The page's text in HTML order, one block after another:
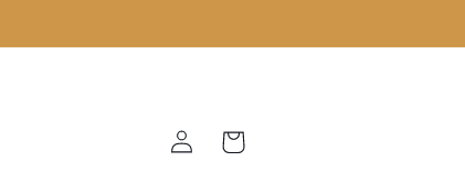
EinloggenWarenkorb